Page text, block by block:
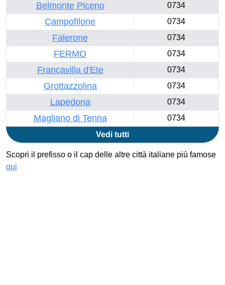
Belmonte Piceno 0734
Campofilone 0734
Falerone 0734
FERMO 0734
Francavilla d'Ete 0734
Grottazzolina 0734
Lapedona 0734
Magliano di Tenna
0734
Vedi tutti
Scopri il prefisso o il cap delle altre città italiane più famose
qui